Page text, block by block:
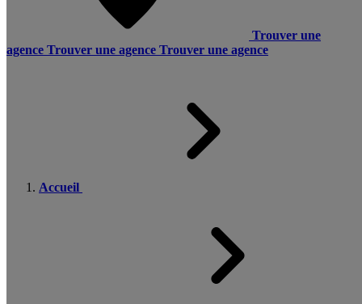
Trouver une
agence Trouver une agence Trouver une agence
Accueil